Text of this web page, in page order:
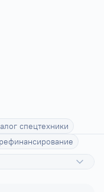
спецтехники